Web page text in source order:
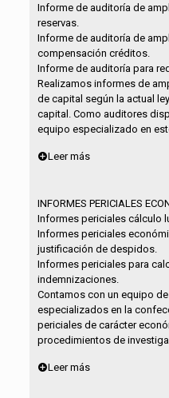
Informe de auditoría de
reservas.
Informe de auditoría de
compensación créditos.
Informe de auditoría para
Realizamos informes de
de capital según la actual
capital. Como auditores
equipo especializado en
Leer más
INFORMES PERICIALES
Informes periciales cálculo
Informes periciales
justificación de despidos.
Informes periciales para
indemnizaciones.
Contamos con un equipo
especializados en la
periciales de carácter
procedimientos de
Leer más